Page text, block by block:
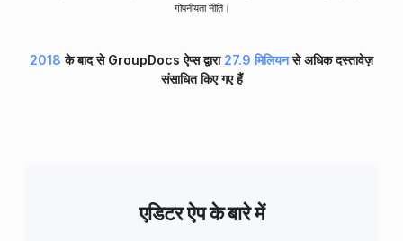
गोपनीयता नीति।
2018 के बाद से GroupDocs ऐप्स द्वारा 27.9 मिलियनसे अधिक दस्तावेज़
संसाधित किए गए हैं
एडिटर ऐप के बारे में